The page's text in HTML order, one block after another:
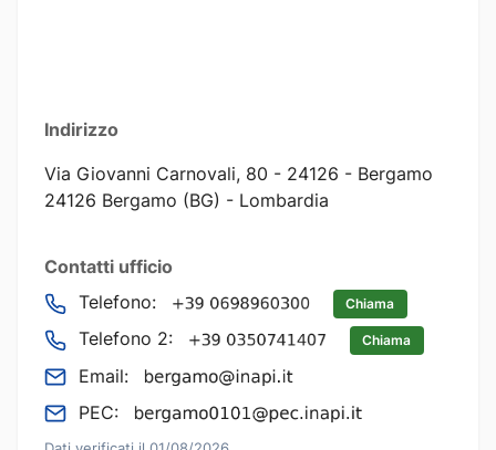
Indirizzo
Via Giovanni Carnovali, 80 - 24126 - Bergamo
24126 Bergamo (BG) - Lombardia
Contatti ufficio
Telefono:
Chiama
Telefono 2: Chiama
Email:
PEC: